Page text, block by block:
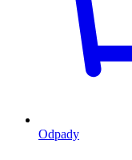
Odpady